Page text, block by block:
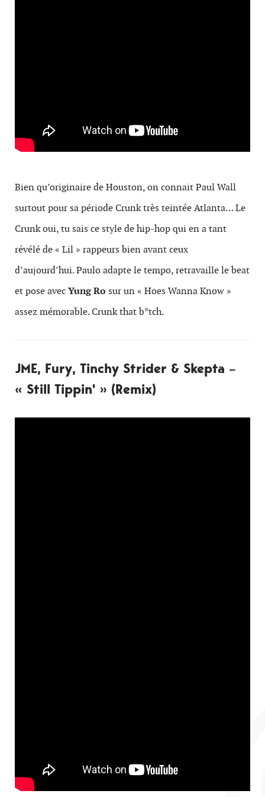
Bien qu’originaire de Houston, on connait Paul Wall
surtout pour sa période Crunk très teintée Atlanta… Le
Crunk oui, tu sais ce style de hip-hop qui en a tant
révélé de « Lil » rappeurs bien avant ceux
d’aujourd’hui. Paulo adapte le tempo, retravaille le beat
et pose avecYung Ro sur un « Hoes Wanna Know »
assez mémorable. Crunk that b*tch.
JME, Fury, Tinchy Strider & Skepta –
« Still Tippin' » (Remix)